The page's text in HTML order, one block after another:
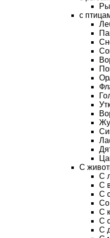
с
С
С
С
С
Со
С
С
С